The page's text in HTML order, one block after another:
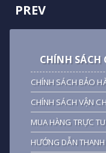
PREV
CHÍNH SÁCH
CHÍNH SÁCH BẢO
CHÍNH SÁCH VẬN
MUA HÀNG TRỰC
HƯỚNG DẪN